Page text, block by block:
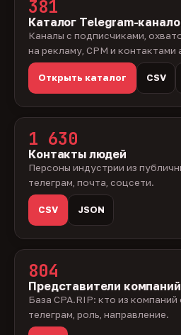
381
Каталог Telegram-
Каналы с подписчиками,
на рекламу, CPM и контактами
Открыть каталог CSV
1 630
Контакты людей
Персоны индустрии из
телеграм, почта, соцсети.
CSV JSON
804
Представители компаний
База CPA.RIP: кто из
телеграм, роль, направление.